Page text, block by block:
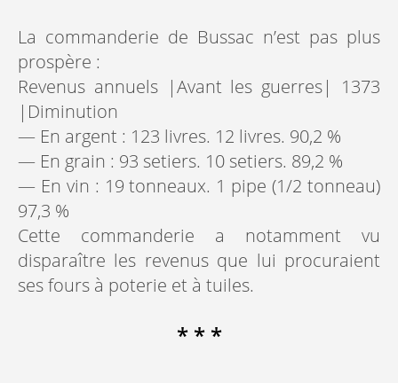
La commanderie de Bussac n’est pas plus
prospère :
Revenus annuels |Avant les guerres| 1373
|Diminution
— En argent : 123 livres. 12 livres. 90,2 %
— En grain : 93 setiers. 10 setiers. 89,2 %
— En vin : 19 tonneaux. 1 pipe (1/2 tonneau)
97,3 %
Cette commanderie a notamment vu
disparaître les revenus que lui procuraient
ses fours à poterie et à tuiles.
* * *